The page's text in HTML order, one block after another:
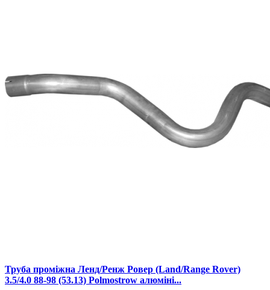
Труба промiжна Ленд/Ренж Ровер (Land/Range Rover)
3.5/4.0 88-98 (53.13) Polmostrow алюміні...